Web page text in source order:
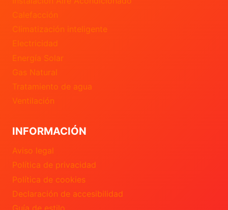
Calefacción
Climatización inteligente
Electricidad
Energía Solar
Gas Natural
Tratamiento de agua
Ventilación
INFORMACIÓN
Aviso legal
Política de privacidad
Política de cookies
Declaración de accesibilidad